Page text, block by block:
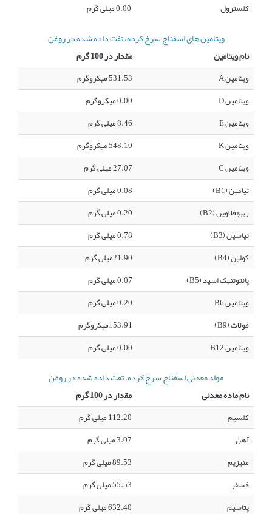
کلسترول
0.00 میلی گرم
ویتامین های اسفناج سرخ کرده، تفت داده شده در روغن
نام ویتامین
مقدار در 100 گرم
ویتامین A
531.53 میکروگرم
ویتامین D
0.00 میکروگرم
ویتامین E
8.46 میلی گرم
ویتامین K
548.10 میکروگرم
ویتامین C
27.07 میلی گرم
تیامین (B1)
0.08 میلی گرم
ریبوفلاوین (B2)
0.20 میلی گرم
نیاسین (B3)
0.78 میلی گرم
کولین (B4)
21.90میلی گرم
پانتوتنیک اسید (B5)
0.07 میلی گرم
ویتامین B6
0.20 میلی گرم
فولات (B9)
153.91میکروگرم
ویتامین B12
0.00 میلی گرم
مواد معدنی اسفناج سرخ کرده، تفت داده شده در روغن
نام ماده معدنی
مقدار در 100 گرم
کلسیم
112.20 میلی گرم
آهن
3.07 میلی گرم
منیزیم
89.53 میلی گرم
فسفر
55.53 میلی گرم
پتاسیم
632.40 میلی گرم